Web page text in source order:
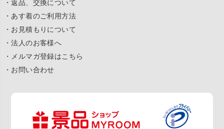
・返品、交換について
・あす着のご利用方法
・お見積もりについて
・法人のお客様へ
・メルマガ登録はこちら
・お問い合わせ